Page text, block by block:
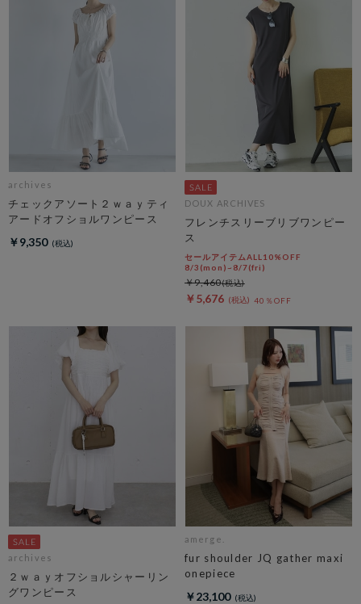
archives
チェックアソート２ｗａｙティ
アードオフショルワンピース
￥9,350
DOUX ARCHIVES
フレンチスリーブリブワンピー
ス
セールアイテムALL10%OFF
8/3(mon)~8/7(fri)
￥5,676 40％OFF
￥9,460
archives
２ｗａｙオフショルシャーリン
グワンピース
amerge.
fur shoulder JQ gather maxi
onepiece
￥23,100